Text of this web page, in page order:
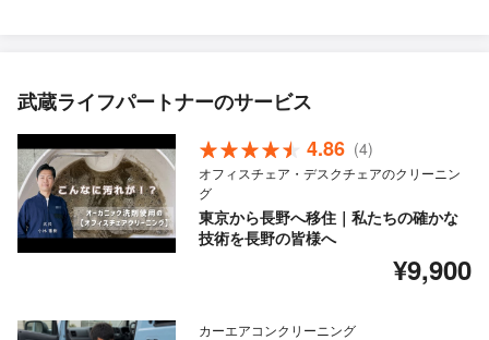
武蔵ライフパートナーのサービス
4.86 (4)
オフィスチェア・デスクチェアのクリーニン
グ
東京から長野へ移住｜私たちの確かな
技術を長野の皆様へ
¥9,900
カーエアコンクリーニング